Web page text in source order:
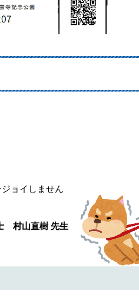
ョイしません
村山直樹 先生